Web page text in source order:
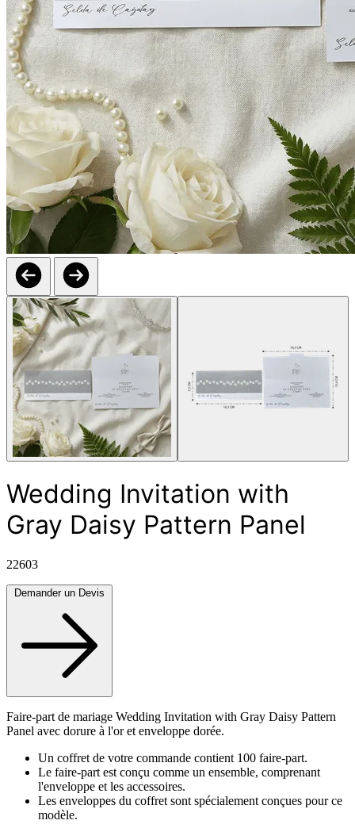
Wedding Invitation with
Gray Daisy Pattern Panel
22603
Faire-part de mariage Wedding Invitation with Gray Daisy Pattern
Panel avec dorure à l'or et enveloppe dorée.
Un coffret de votre commande contient 100 faire-part.
Le faire-part est conçu comme un ensemble, comprenant
l'enveloppe et les accessoires.
Les enveloppes du coffret sont spécialement conçues pour ce
modèle.